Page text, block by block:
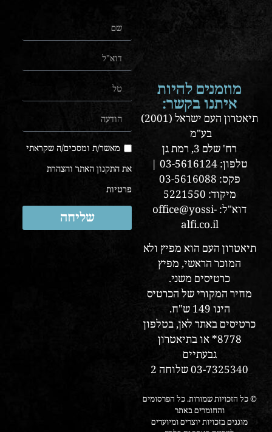
מוזמנים להיות
איתנו בקשר:
תיאטרון העם ישראל (2001)
בע"מ
רח' שלם 3, רמת גן
טלפון: 03-5616124 |
פקס: 03-5616088
מיקוד: 5221550
דוא"ל: office@yossi-
alfi.co.il
תיאטרון העם הוא מפיץ ולא
המוכר הראשי, מפיץ
כרטיסים משני.
מחיר המקורי של הכרטיס
הינו 149 ש"ח.
כרטיסים באתר לאן, בטלפון
8778* או בתיאטרון
גבעתיים
03-7325340 שלוחה 2
© כל הזכויות שמורות. כל הפרסומים
והחומרים באתר
מוגנים בזכויות יוצרים ומיועדים
מאשר/ת ומסכים/ה שקראתי
את התקנון האתר והצהרת
פרטיות
שליחה